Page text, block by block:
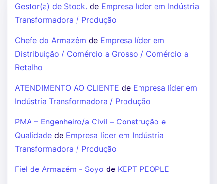
Gestor(a) de Stock. de Empresa líder em Indústria
Transformadora / Produção
Chefe do Armazém de Empresa líder em
Distribuição / Comércio a Grosso / Comércio a
Retalho
ATENDIMENTO AO CLIENTE de Empresa líder em
Indústria Transformadora / Produção
PMA – Engenheiro/a Civil – Construção e
Qualidade de Empresa líder em Indústria
Transformadora / Produção
Fiel de Armazém - Soyo de KEPT PEOPLE